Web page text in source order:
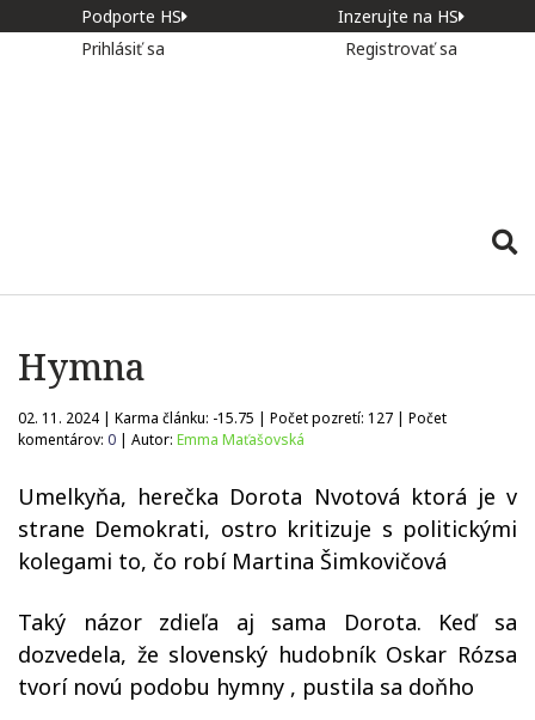
Podporte HS
Inzerujte na HS
Prihlásiť sa
Registrovať sa
Hymna
02. 11. 2024 | Karma článku: -15.75 | Počet pozretí: 127 | Počet
komentárov: 0 | Autor: Emma Maťašovská
Umelkyňa, herečka Dorota Nvotová ktorá je v
strane Demokrati, ostro kritizuje s politickými
kolegami to, čo robí Martina Šimkovičová
Taký názor zdieľa aj sama Dorota. Keď sa
dozvedela, že slovenský hudobník Oskar Rózsa
tvorí novú podobu hymny , pustila sa doňho